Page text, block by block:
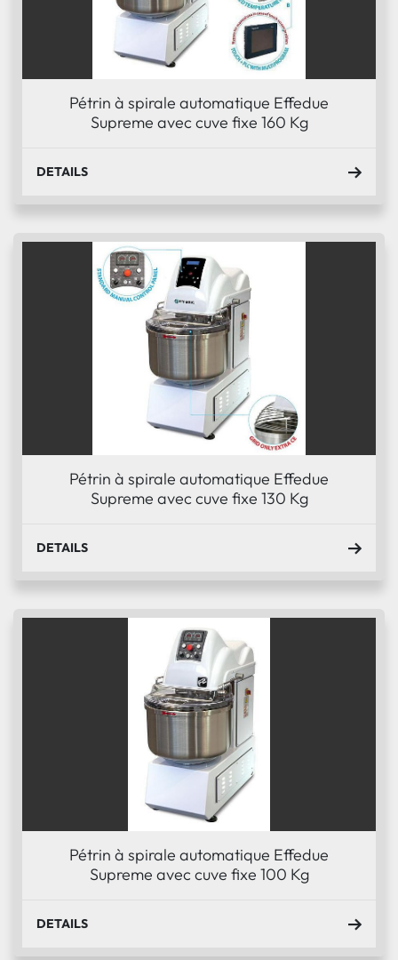
Pétrin à spirale automatique Effedue
Supreme avec cuve fixe 160 Kg
DETAILS
Pétrin à spirale automatique Effedue
Supreme avec cuve fixe 130 Kg
DETAILS
Pétrin à spirale automatique Effedue
Supreme avec cuve fixe 100 Kg
DETAILS